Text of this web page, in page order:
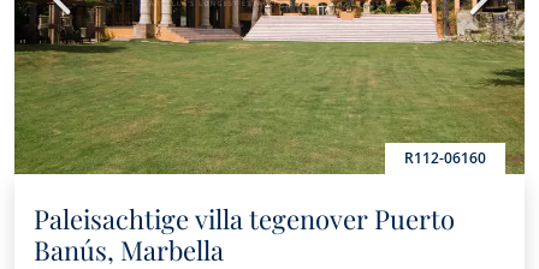
R112-06160
Paleisachtige villa tegenover Puerto
Banús, Marbella